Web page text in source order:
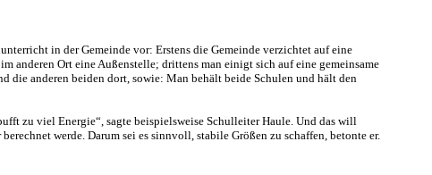
in der Gemeinde vor: Erstens die Gemeinde verzichtet auf eine
anderen Ort eine Außenstelle; drittens man einigt sich auf eine gemeinsame
die anderen beiden dort, sowie: Man behält beide Schulen und hält den
zu viel Energie“, sagte beispielsweise Schulleiter Haule. Und das will
werde. Darum sei es sinnvoll, stabile Größen zu schaffen, betonte er.